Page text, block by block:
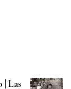
Las